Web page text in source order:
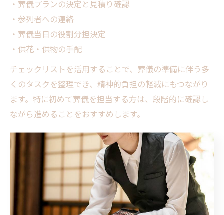
・葬儀プランの決定と見積り確認
・参列者への連絡
・葬儀当日の役割分担決定
・供花・供物の手配
チェックリストを活用することで、葬儀の準備に伴う多
くのタスクを整理でき、精神的負担の軽減にもつながり
ます。特に初めて葬儀を担当する方は、段階的に確認し
ながら進めることをおすすめします。
八王子ならではの風習を学ぶ
八王子市には地域ならではの葬儀風習や慣習が存在しま
す。これらを理解することで、故人や遺族の気持ちに寄
り添った葬儀が実現できます。例えば、地元の寺院で行
われる伝統的な供養方法や、近隣住民との交流を重視し